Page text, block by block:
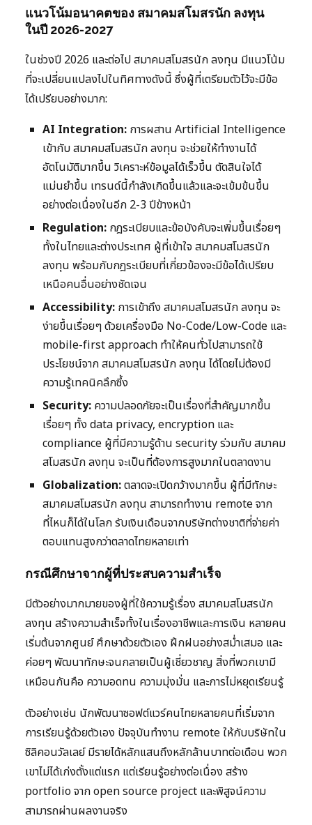
แนวโน้มอนาคตของ สมาคมสโมสรนัก ลงทุน
ในปี 2026-2027
ในช่วงปี 2026 และต่อไป สมาคมสโมสรนัก ลงทุน มีแนวโน้ม
ที่จะเปลี่ยนแปลงไปในทิศทางดังนี้ ซึ่งผู้ที่เตรียมตัวไว้จะมีข้อ
ได้เปรียบอย่างมาก:
AI Integration: การผสาน Artificial Intelligence
เข้ากับ สมาคมสโมสรนัก ลงทุน จะช่วยให้ทำงานได้
อัตโนมัติมากขึ้น วิเคราะห์ข้อมูลได้เร็วขึ้น ตัดสินใจได้
แม่นยำขึ้น เทรนด์นี้กำลังเกิดขึ้นแล้วและจะเข้มข้นขึ้น
อย่างต่อเนื่องในอีก 2-3 ปีข้างหน้า
Regulation: กฎระเบียบและข้อบังคับจะเพิ่มขึ้นเรื่อยๆ
ทั้งในไทยและต่างประเทศ ผู้ที่เข้าใจ สมาคมสโมสรนัก
ลงทุน พร้อมกับกฎระเบียบที่เกี่ยวข้องจะมีข้อได้เปรียบ
เหนือคนอื่นอย่างชัดเจน
Accessibility: การเข้าถึง สมาคมสโมสรนัก ลงทุน จะ
ง่ายขึ้นเรื่อยๆ ด้วยเครื่องมือ No-Code/Low-Code และ
mobile-first approach ทำให้คนทั่วไปสามารถใช้
ประโยชน์จาก สมาคมสโมสรนัก ลงทุน ได้โดยไม่ต้องมี
ความรู้เทคนิคลึกซึ้ง
Security: ความปลอดภัยจะเป็นเรื่องที่สำคัญมากขึ้น
เรื่อยๆ ทั้ง data privacy, encryption และ
compliance ผู้ที่มีความรู้ด้าน security ร่วมกับ สมาคม
สโมสรนัก ลงทุน จะเป็นที่ต้องการสูงมากในตลาดงาน
Globalization:ตลาดจะเปิดกว้างมากขึ้น ผู้ที่มีทักษะ
สมาคมสโมสรนัก ลงทุน สามารถทำงาน remote จาก
ที่ไหนก็ได้ในโลก รับเงินเดือนจากบริษัทต่างชาติที่จ่ายค่า
ตอบแทนสูงกว่าตลาดไทยหลายเท่า
กรณีศึกษาจากผู้ที่ประสบความสำเร็จ
มีตัวอย่างมากมายของผู้ที่ใช้ความรู้เรื่อง สมาคมสโมสรนัก
ลงทุน สร้างความสำเร็จทั้งในเรื่องอาชีพและการเงิน หลายคน
เริ่มต้นจากศูนย์ ศึกษาด้วยตัวเอง ฝึกฝนอย่างสม่ำเสมอ และ
ค่อยๆ พัฒนาทักษะจนกลายเป็นผู้เชี่ยวชาญ สิ่งที่พวกเขามี
เหมือนกันคือ ความอดทน ความมุ่งมั่น และการไม่หยุดเรียนรู้
ตัวอย่างเช่น นักพัฒนาซอฟต์แวร์คนไทยหลายคนที่เริ่มจาก
การเรียนรู้ด้วยตัวเอง ปัจจุบันทำงาน remote ให้กับบริษัทใน
ซิลิคอนวัลเลย์ มีรายได้หลักแสนถึงหลักล้านบาทต่อเดือน พวก
เขาไม่ได้เก่งตั้งแต่แรก แต่เรียนรู้อย่างต่อเนื่อง สร้าง
portfolio จาก open source project และพิสูจน์ความ
สามารถผ่านผลงานจริง